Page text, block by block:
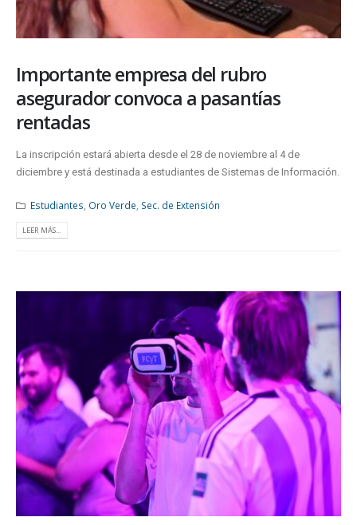
Importante empresa del rubro
asegurador convoca a pasantías
rentadas
La inscripción estará abierta desde el 28 de noviembre al 4 de
diciembre y está destinada a estudiantes de Sistemas de Información.
Estudiantes Oro Verde Sec. de Extensión
LEER MÁS...